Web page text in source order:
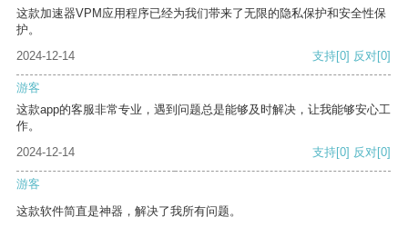
这款加速器VPM应用程序已经为我们带来了无限的隐私保护和安全性保
护。
2024-12-14
支持[0] 反对[0]
游客
这款app的客服非常专业，遇到问题总是能够及时解决，让我能够安心工
作。
2024-12-14
支持[0] 反对[0]
游客
这款软件简直是神器，解决了我所有问题。